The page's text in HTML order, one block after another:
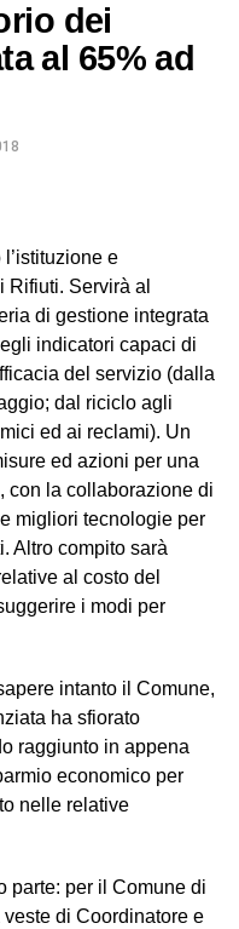
dei
al 65% ad
e
Rifiuti. Servirà al
di gestione integrata
indicatori capaci di
del servizio (dalla
dal riciclo agli
ed ai reclami). Un
ed azioni per una
con la collaborazione di
migliori tecnologie per
Altro compito sarà
al costo del
i modi per
intanto il Comune,
ha sfiorato
raggiunto in appena
economico per
nelle relative
parte: per il Comune di
di Coordinatore e